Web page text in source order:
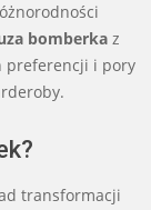
bomberka z
preferencji i pory
transformacji